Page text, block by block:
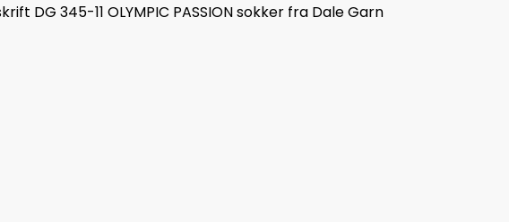
DG 345-11 OLYMPIC PASSION sokker fra Dale Garn